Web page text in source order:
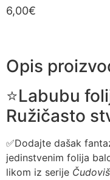
6,00€
Opis
⭐Labubu
Ružičasto
✅Dodajte dašak
jedinstvenim folija
likom iz serije